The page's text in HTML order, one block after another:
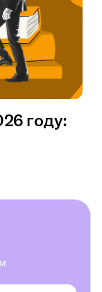
году: